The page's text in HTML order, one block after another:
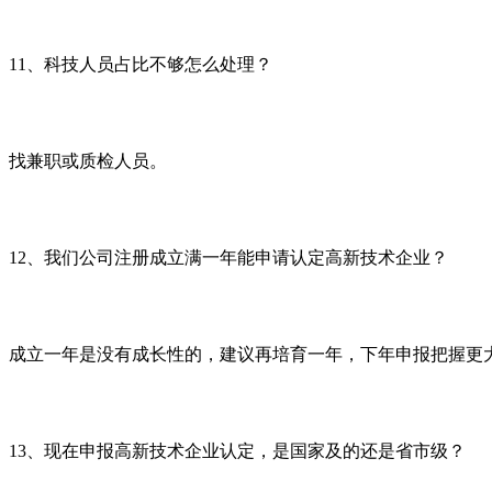
11 、科技人员占比不够怎么处理？
找兼职或质检人员。
12 、我们公司注册成立满一年能申请认定高新技术企业？
成立一年是没有成长性的，建议再培育一年，下年申报把握更
13 、现在申报高新技术企业认定，是国家及的还是省市级？